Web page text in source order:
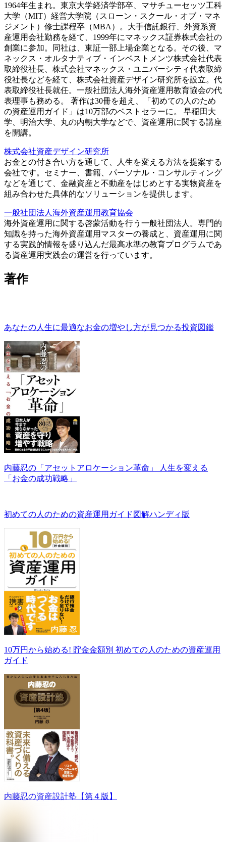
1964年生まれ。東京大学経済学部卒、マサチューセッツ工科
大学（MIT）経営大学院（スローン・スクール・オブ・マネ
ジメント）修士課程卒（MBA）。大手信託銀行、外資系資
産運用会社勤務を経て、1999年にマネックス証券株式会社の
創業に参加。同社は、東証一部上場企業となる。その後、マ
ネックス・オルタナティブ・インベストメンツ株式会社代表
取締役社長、株式会社マネックス・ユニバーシティ代表取締
役社長などを経て、株式会社資産デザイン研究所を設立。代
表取締役社長就任。一般社団法人海外資産運用教育協会の代
表理事も務める。 著作は30冊を超え、「初めての人のため
の資産運用ガイド」は10万部のベストセラーに。 早稲田大
学、明治大学、丸の内朝大学などで、資産運用に関する講座
を開講。
株式会社資産デザイン研究所
お金との付き合い方を通して、人生を変える方法を提案する
会社です。セミナー、書籍、パーソナル・コンサルティング
などを通じて、金融資産と不動産をはじめとする実物資産を
組み合わせた具体的なソリューションを提供します。
一般社団法人海外資産運用教育協会
海外資産運用に関する啓蒙活動を行う一般社団法人。専門的
知識を持った海外資産運用マスターの養成と、資産運用に関
する実践的情報を盛り込んだ最高水準の教育プログラムであ
る資産運用実践会の運営を行っています。
著作
あなたの人生に最適なお金の増やし方が見つかる投資図鑑
内藤忍の「アセットアロケーション革命」 人生を変える
「お金の成功戦略」
初めての人のための資産運用ガイド図解ハンディ版
10万円から始める! 貯金金額別 初めての人のための資産運用
ガイド
内藤忍の資産設計塾【第４版】